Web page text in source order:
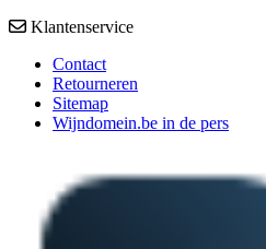
Klantenservice
Contact
Retourneren
Sitemap
Wijndomein.be in de pers